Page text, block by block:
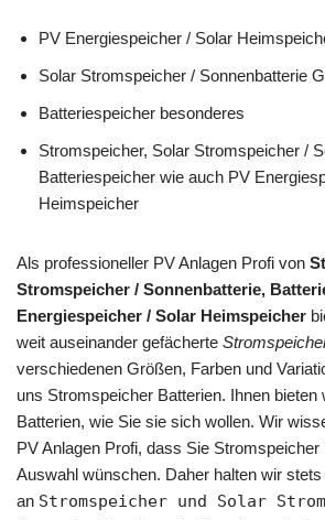
PV Energiespeicher / Solar
Solar Stromspeicher / Sonnenbatterie
Batteriespeicher besonderes
Stromspeicher, Solar Stromspeicher /
Batteriespeicher wie auch PV
Heimspeicher
Als professioneller PV Anlagen Profi von
Stromspeicher / Sonnenbatterie,
Energiespeicher / Solar Heimspeicher
weit auseinander gefächerte
verschiedenen Größen, Farben und
uns Stromspeicher Batterien. Ihnen
Batterien, wie Sie sie sich wollen. Wir
PV Anlagen Profi, dass Sie
Auswahl wünschen. Daher halten wir
an Stromspeicher und Solar